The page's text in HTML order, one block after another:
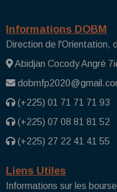
Informations DOBM
Direction de l'Orientation,
Abidjan Cocody Angré
(+225) 01 71 71 71 93
(+225) 07 08 81 81 52
(+225) 27 22 41 41 55
Liens Utiles
Informations sur les